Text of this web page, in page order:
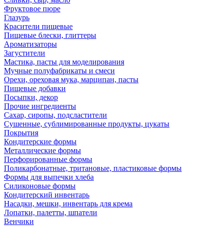
Фруктовое пюре
Глазурь
Красители пищевые
Пищевые блески, глиттеры
Ароматизаторы
Загустители
Мастика, пасты для моделирования
Мучные полуфабрикаты и смеси
Орехи, ореховая мука, марципан, пасты
Пищевые добавки
Посыпки, декор
Прочие ингредиенты
Сахар, сиропы, подсластители
Сушенные, сублимированные продукты, цукаты
Покрытия
Кондитерские формы
Металлические формы
Перфорированные формы
Поликарбонатные, тритановые, пластиковые формы
Формы для выпечки хлеба
Силиконовые формы
Кондитерский инвентарь
Насадки, мешки, инвентарь для крема
Лопатки, палетты, шпатели
Венчики